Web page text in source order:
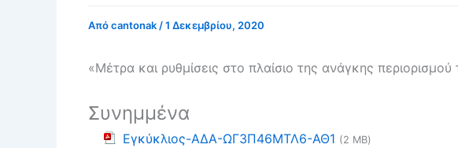
Απόcantonak /1 Δεκεμβρίου, 2020
«Μέτρα και ρυθμίσεις στο πλαίσιο της ανάγκης
Συνημμένα
Εγκύκλιος-ΑΔΑ-ΩΓ3Π46ΜΤΛ6-ΑΘ1 (2 MB)